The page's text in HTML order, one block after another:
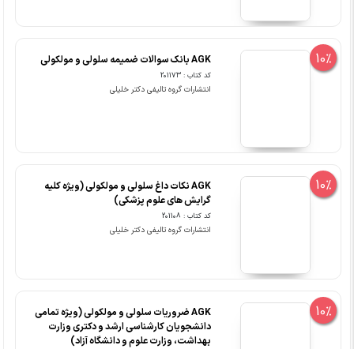
10% AGK بانک سوالات ضمیمه سلولی و مولکولی
کد کتاب : 201173
انتشارات گروه تالیفی دکتر خلیلی
10%
AGK نکات داغ سلولی و مولکولی (ویژه کلیه
گرایش های علوم پزشکی)
کد کتاب : 201108
انتشارات گروه تالیفی دکتر خلیلی
10%
‏AGK ضروریات سلولی و مولکولی (ویژه تمامی
دانشجویان کارشناسی ارشد و دکتری وزارت
بهداشت، وزارت علوم و دانشگاه آزاد)